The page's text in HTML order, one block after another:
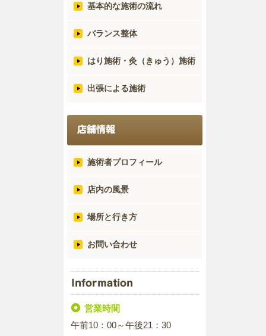
基本的な施術の流れ
バランス整体
はり施術・灸（きゅう）施術
出張による施術
施術者プロフィール
店内の風景
場所と行き方
お問い合わせ
営業時間
午前10：00～午後21：30